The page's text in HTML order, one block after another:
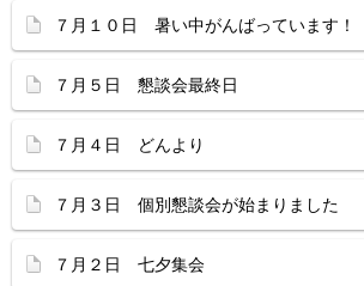
７月１０日 暑い中がんばっています！
７月５日 懇談会最終日
７月４日 どんより
７月３日 個別懇談会が始まりました
７月２日 七夕集会